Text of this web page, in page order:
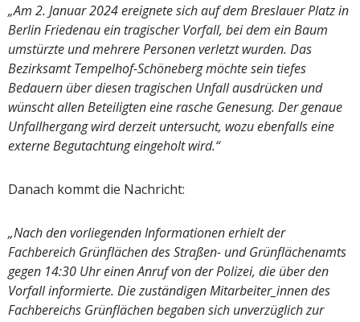
„Am 2. Januar 2024 ereignete sich auf dem Breslauer Platz in
Berlin Friedenau ein tragischer Vorfall, bei dem ein Baum
umstürzte und mehrere Personen verletzt wurden. Das
Bezirksamt Tempelhof-Schöneberg möchte sein tiefes
Bedauern über diesen tragischen Unfall ausdrücken und
wünscht allen Beteiligten eine rasche Genesung. Der genaue
Unfallhergang wird derzeit untersucht, wozu ebenfalls eine
externe Begutachtung eingeholt wird.“
Danach kommt die Nachricht:
„Nach den vorliegenden Informationen erhielt der
Fachbereich Grünflächen des Straßen- und Grünflächenamts
gegen 14:30 Uhr einen Anruf von der Polizei, die über den
Vorfall informierte. Die zuständigen Mitarbeiter_innen des
Fachbereichs Grünflächen begaben sich unverzüglich zur